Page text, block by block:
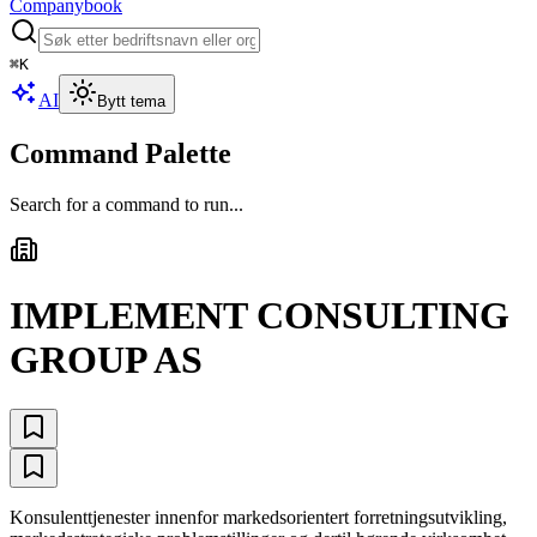
Companybook
⌘K
AI Bytt tema
Command Palette
Search for a command to run...
IMPLEMENT CONSULTING
GROUP AS
Konsulenttjenester innenfor markedsorientert forretningsutvikling,